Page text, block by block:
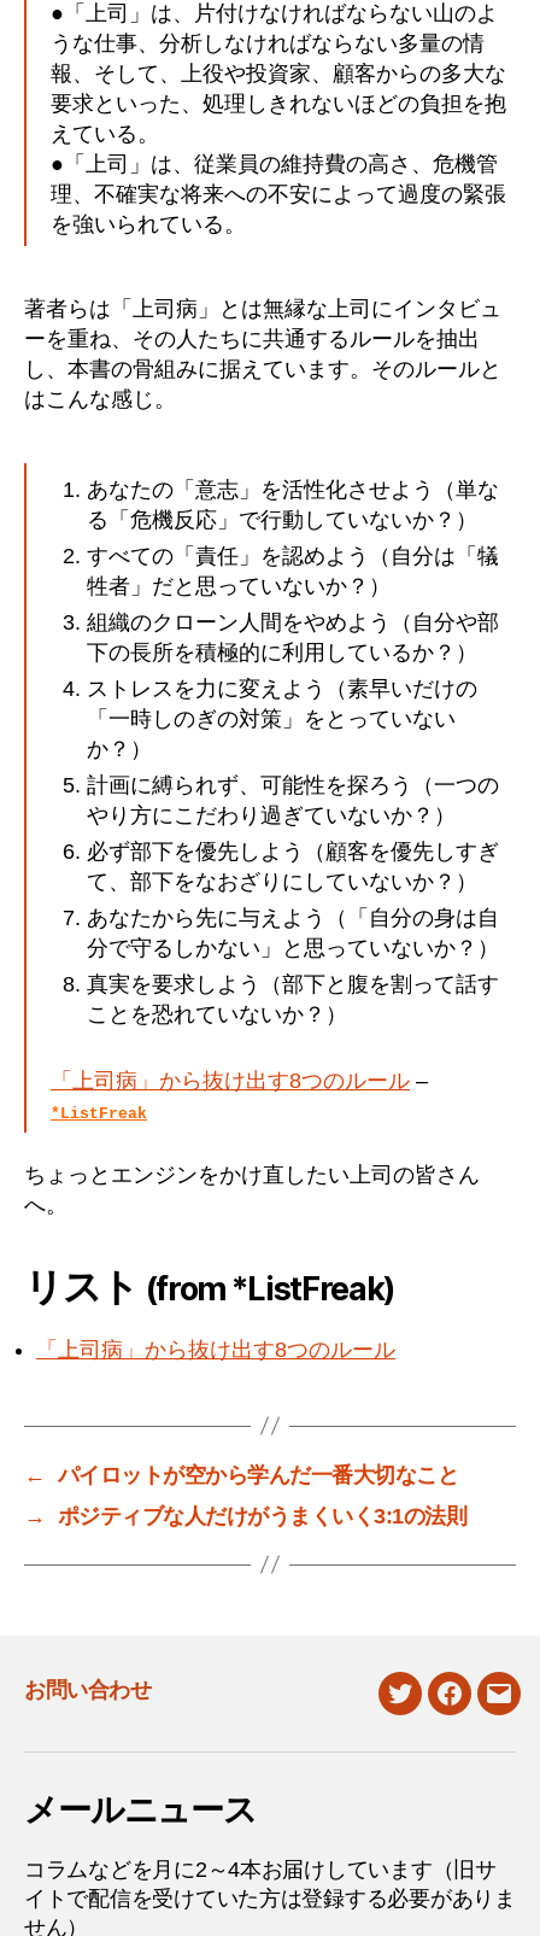
●「上司」は、片付けなければならない山のよ
うな仕事、分析しなければならない多量の情
報、そして、上役や投資家、顧客からの多大な
要求といった、処理しきれないほどの負担を抱
えている。
●「上司」は、従業員の維持費の高さ、危機管
理、不確実な将来への不安によって過度の緊張
を強いられている。
著者らは「上司病」とは無縁な上司にインタビュ
ーを重ね、その人たちに共通するルールを抽出
し、本書の骨組みに据えています。そのルールと
はこんな感じ。
あなたの「意志」を活性化させよう（単な
る「危機反応」で行動していないか？）
すべての「責任」を認めよう（自分は「犠
牲者」だと思っていないか？）
組織のクローン人間をやめよう（自分や部
下の長所を積極的に利用しているか？）
ストレスを力に変えよう（素早いだけの
「一時しのぎの対策」をとっていない
か？）
計画に縛られず、可能性を探ろう（一つの
やり方にこだわり過ぎていないか？）
必ず部下を優先しよう（顧客を優先しすぎ
て、部下をなおざりにしていないか？）
あなたから先に与えよう（「自分の身は自
分で守るしかない」と思っていないか？）
真実を要求しよう（部下と腹を割って話す
ことを恐れていないか？）
「上司病」から抜け出す8つのルール –
*ListFreak
ちょっとエンジンをかけ直したい上司の皆さん
へ。
リスト (from *ListFreak)
「上司病」から抜け出す8つのルール
←
パイロットが空から学んだ一番大切なこと
→
ポジティブな人だけがうまくいく3:1の法則
お問い合わせ
twitterfacebook
メールニュース
コラムなどを月に2～4本お届けしています（旧サ
イトで配信を受けていた方は登録する必要がありま
せん）